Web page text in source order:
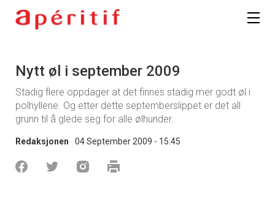
Nytt øl i september 2009
Stadig flere oppdager at det finnes stadig mer godt øl i
polhyllene. Og etter dette septemberslippet er det all
grunn til å glede seg for alle ølhunder.
Redaksjonen 04 September 2009 - 15:45